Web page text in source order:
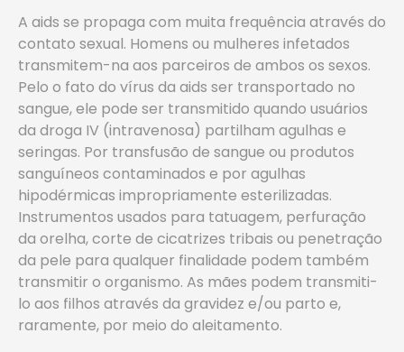
A aids se propaga com muita frequência através do
contato sexual. Homens ou mulheres infetados
transmitem-na aos parceiros de ambos os sexos.
Pelo o fato do vírus da aids ser transportado no
sangue, ele pode ser transmitido quando usuários
da droga IV (intravenosa) partilham agulhas e
seringas. Por transfusão de sangue ou produtos
sanguíneos contaminados e por agulhas
hipodérmicas impropriamente esterilizadas.
Instrumentos usados para tatuagem, perfuração
da orelha, corte de cicatrizes tribais ou penetração
da pele para qualquer finalidade podem também
transmitir o organismo. As mães podem transmiti-
lo aos filhos através da gravidez e/ou parto e,
raramente, por meio do aleitamento.